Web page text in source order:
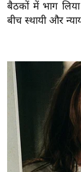
ब
ज
खे
ल
क्रि
के
ट
P
बैठकों में भाग
बीच स्थायी और